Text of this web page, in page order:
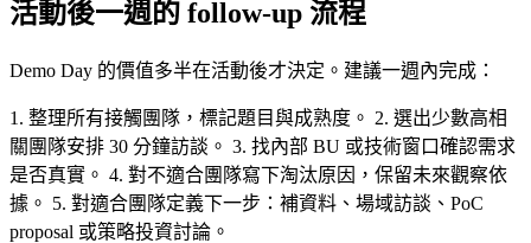
活動後一週的 follow-up 流程
Demo Day 的價值多半在活動後才決定。建議一週內完成：
1. 整理所有接觸團隊，標記題目與成熟度。 2. 選出少數高相
關團隊安排 30 分鐘訪談。 3. 找內部 BU 或技術窗口確認需求
是否真實。 4. 對不適合團隊寫下淘汰原因，保留未來觀察依
據。 5. 對適合團隊定義下一步：補資料、場域訪談、PoC
proposal 或策略投資討論。